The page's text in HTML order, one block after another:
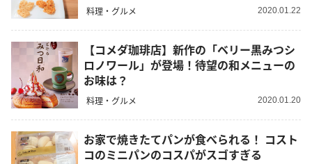
料理・グルメ 2020.01.22
【コメダ珈琲店】新作の「ベリー黒みつシ
ロノワール」が登場！待望の和メニューの
お味は？
料理・グルメ 2020.01.20
お家で焼きたてパンが食べられる！ コスト
コのミニパンのコスパがスゴすぎる